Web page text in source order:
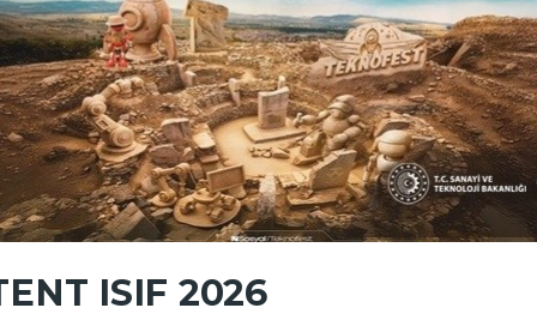
sağlayan, sınaiISIF 2026